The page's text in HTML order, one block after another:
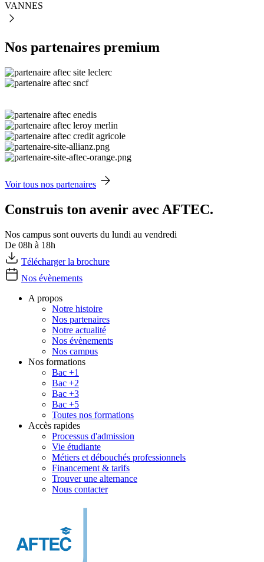
VANNES
Nos partenaires premium
Voir tous nos partenaires
Construis ton avenir avec AFTEC.
Nos campus sont ouverts du lundi au vendredi
De 08h à 18h
Télécharger la brochure
Nos évènements
A propos
Notre histoire
Nos partenaires
Notre actualité
Nos évènements
Nos campus
Nos formations
Bac +1
Bac +2
Bac +3
Bac +5
Toutes nos formations
Accès rapides
Processus d'admission
Vie étudiante
Métiers et débouchés professionnels
Financement & tarifs
Trouver une alternance
Nous contacter